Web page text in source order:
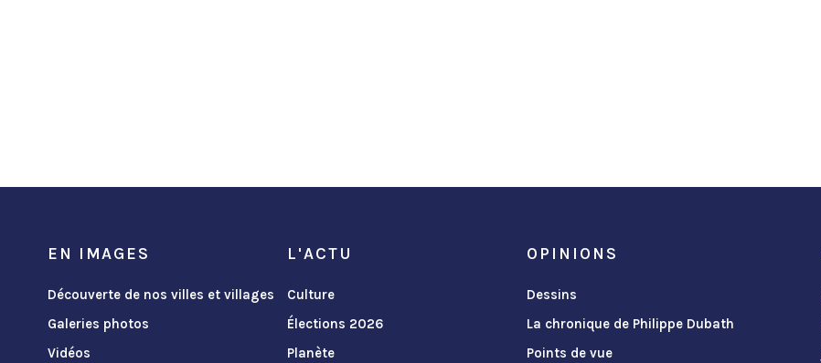
EN IMAGES
Découverte de nos villes et villages
Galeries photos
Vidéos
L'ACTU
Culture
Élections 2026
Planète
OPINIONS
Dessins
La chronique de Philippe Dubath
Points de vue